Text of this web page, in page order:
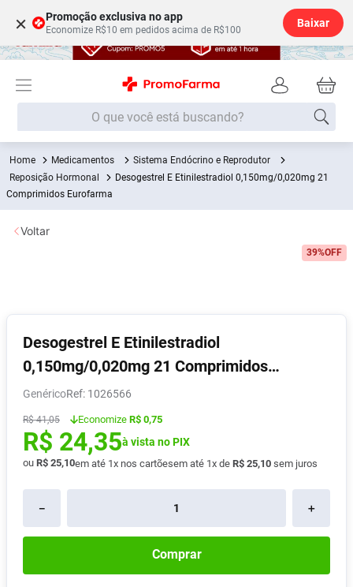
× Promoção exclusiva no app
Economize R$10 em pedidos acima de R$100
Baixar
O que você está buscando?
Medicamentos
Sistema Endócrino e Reprodutor
Reposição Hormonal
Desogestrel E Etinilestradiol 0,150mg/0,020mg 21
Comprimidos Eurofarma
39%OFF
Desogestrel E Etinilestradiol
0,150mg/0,020mg 21 Comprimidos
Eurofarma
Genérico : 1026566
R$ 41,05 Economize R$ 0,75
R$ 24,35à vista no PIX
ou R$ 25,10em até 1x nos cartõesem até 1x de R$ 25,10 sem juros
＋
－
Comprar
Voltar
Termos mais buscados
1º Fralda
7º Desodorante
8º Pampers Confort Sec
9º Vitamina D
10º Soro Fisiológico